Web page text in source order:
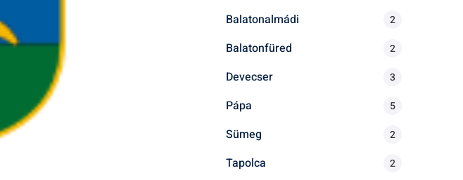
Balatonalmádi 2
Balatonfüred 2
Devecser 3
Pápa 5
Sümeg 2
Tapolca 2